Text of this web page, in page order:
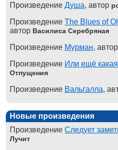
Произведение Душа, автор
Произведение The Blues of
автор Василиса Серебряная
Произведение Мурман, автор
Произведение Или ещё
Отпущения
Произведение Вальгалла,
Новые произведения
Произведение Следует
Лучит